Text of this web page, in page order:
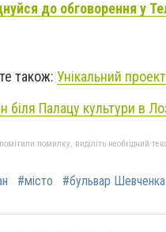
до обговорення у
також: Унікальний
біля Палацу культури в
помилку, виділіть необхідний
#місто #бульвар Шевченка